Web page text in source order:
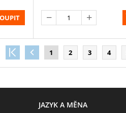
1 2 3 4
JAZYK A MĚNA